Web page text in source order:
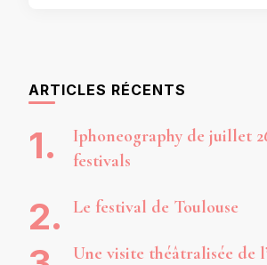
ARTICLES RÉCENTS
Iphoneography de juillet
festivals
Le festival de Toulouse
Une visite théâtralisée de